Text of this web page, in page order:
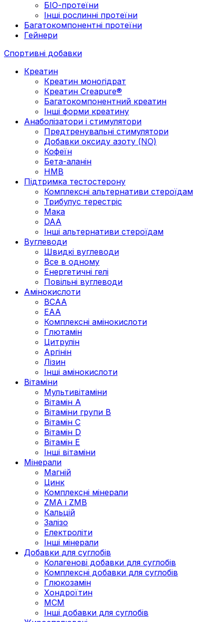
БІО-протеїни
Інші рослинні протеїни
Багатокомпонентні протеїни
Гейнери
Спортивні добавки
Креатин
Креатин моногідрат
Креатин Creapure®
Багатокомпонентний креатин
Інші форми креатину
Анаболізатори і стимулятори
Предтренувальні стимулятори
Добавки оксиду азоту (NO)
Кофеїн
Бета-аланін
HMB
Підтримка тестостерону
Комплексні альтернативи стероїдам
Трибулус терестріс
Мака
DAA
Інші альтернативи стероїдам
Вуглеводи
Швидкі вуглеводи
Все в одному
Енергетичні гелі
Повільні вуглеводи
Амінокислоти
BCAA
EAA
Комплексні амінокислоти
Глютамін
Цитрулін
Аргінін
Лізин
Інші амінокислоти
Вітаміни
Мультивітаміни
Вітамін А
Вітаміни групи В
Вітамін C
Вітамін D
Вітамін Е
Інші вітаміни
Мінерали
Магній
Цинк
Комплексні мінерали
ZMA і ZMB
Кальцій
Залізо
Електроліти
Інші мінерали
Добавки для суглобів
Колагенові добавки для суглобів
Комплексні добавки для суглобів
Глюкозамін
Хондроїтин
МСМ
Інші добавки для суглобів